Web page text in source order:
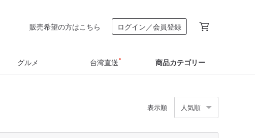
販売希望の方はこちら ログイン／会員登録
グルメ 台湾直送 商品カテゴリー
表示順 人気順